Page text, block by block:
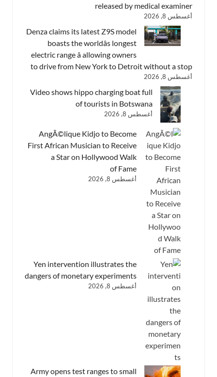
released by medical examiner
أغسطس 8, 2026
Denza claims its latest Z9S model
boasts the worldâs longest
electric range â allowing owners
to drive from New York to Detroit without a stop
أغسطس 8, 2026
Video shows hippo charging boat full
of tourists in Botswana
أغسطس 8, 2026
AngÃ©lique Kidjo to Become
First African Musician to Receive
a Star on Hollywood Walk
of Fame
أغسطس 8, 2026
Yen intervention illustrates the
dangers of monetary experiments
أغسطس 8, 2026
Army opens test ranges to small